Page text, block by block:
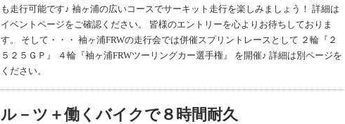
も走行可能です♪ 袖ヶ浦の広いコースでサーキット走行を楽しみましょう！ 詳細は
イベントページをご確認ください。 皆様のエントリーを心よりお待ちしておりま
す。 そして・・・ 袖ヶ浦FRWの走行会では併催スプリントレースとして ２輪『２
５２５ＧＰ』 ４輪『袖ヶ浦FRWツーリングカー選手権』 を開催♪ 詳細は別ページを
ください。
ル－ツ＋働くバイクで８時間耐久